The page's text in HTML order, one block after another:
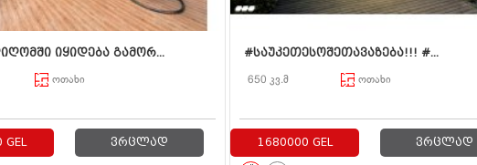
იყიდება გამორ...
ოთახი
ვრცლად
#საუკეთესოშეთავაზება!!! #...
650 კვ.მ ოთახი
1680000 GEL ვრცლად